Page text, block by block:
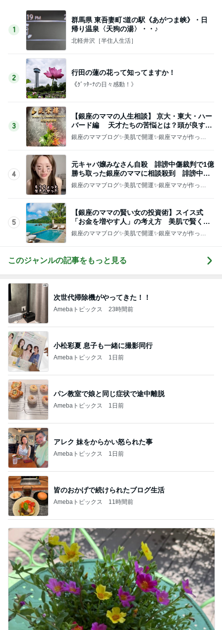
1
群馬県 東吾妻町∶道の駅《あがつま峡》・日
帰り温泉〈天狗の湯〉・・♪
北軽井沢［半住人生活］
2
行田の蓮の花って知ってますか！
《ｸﾞｯﾀｰﾅの日々感動！》
3
【銀座のママの人生相談】 京大・東大・ハー
バード編 天才たちの苦悩とは？頭が良すぎ
て悩む人
銀座のママブログ✨美肌で開運✨銀座ママが作った
4
元キャバ嬢みなさん自殺 誹謗中傷裁判で1億
勝ち取った銀座のママに相談殺到 誹謗中傷
は正義じゃない
銀座のママブログ✨美肌で開運✨銀座ママが作った
5
【銀座のママの賢い女の投資術】スイス式
「お金を増やす人」の考え方 美肌で賢く金
運UP これが正解
銀座のママブログ✨美肌で開運✨銀座ママが作った
このジャンルの記事をもっと見る
次世代掃除機がやってきた！！
Amebaトピックス 23時間前
小松彩夏 息子も一緒に撮影同行
Amebaトピックス 1日前
パン教室で娘と同じ症状で途中離脱
Amebaトピックス 1日前
アレク 妹をからかい怒られた事
Amebaトピックス 1日前
皆のおかげで続けられたブログ生活
Amebaトピックス 11時間前